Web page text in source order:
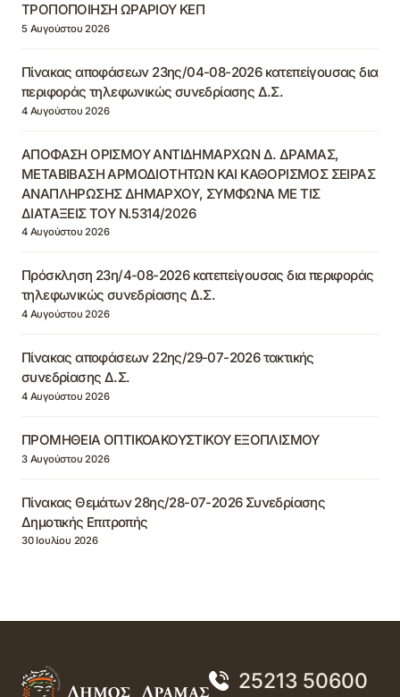
ΤΡΟΠΟΠΟΙΗΣΗ ΩΡΑΡΙΟΥ ΚΕΠ
5 Αυγούστου 2026
Πίνακας αποφάσεων 23ης/04-08-2026 κατεπείγουσας δια
περιφοράς τηλεφωνικώς συνεδρίασης Δ.Σ.
4 Αυγούστου 2026
ΑΠΟΦΑΣΗ ΟΡΙΣΜΟΥ ΑΝΤΙΔΗΜΑΡΧΩΝ Δ. ΔΡΑΜΑΣ,
ΜΕΤΑΒΙΒΑΣΗ ΑΡΜΟΔΙΟΤΗΤΩΝ ΚΑΙ ΚΑΘΟΡΙΣΜΟΣ ΣΕΙΡΑΣ
ΑΝΑΠΛΗΡΩΣΗΣ ΔΗΜΑΡΧΟΥ, ΣΥΜΦΩΝΑ ΜΕ ΤΙΣ
ΔΙΑΤΑΞΕΙΣ ΤΟΥ Ν.5314/2026
4 Αυγούστου 2026
Πρόσκληση 23η/4-08-2026 κατεπείγουσας δια περιφοράς
τηλεφωνικώς συνεδρίασης Δ.Σ.
4 Αυγούστου 2026
Πίνακας αποφάσεων 22ης/29-07-2026 τακτικής
συνεδρίασης Δ.Σ.
4 Αυγούστου 2026
ΠΡΟΜΗΘΕΙΑ ΟΠΤΙΚΟΑΚΟΥΣΤΙΚΟΥ ΕΞΟΠΛΙΣΜΟΥ
3 Αυγούστου 2026
Πίνακας Θεμάτων 28ης/28-07-2026 Συνεδρίασης
Δημοτικής Επιτροπής
30 Ιουλίου 2026
25213 50600